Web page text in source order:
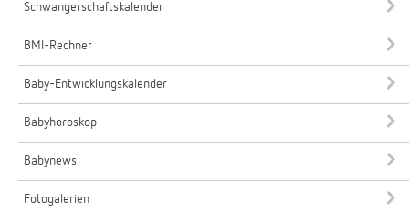
Schwangerschaftskalender
BMI-Rechner
Baby-Entwicklungskalender
Babyhoroskop
Babynews
Fotogalerien